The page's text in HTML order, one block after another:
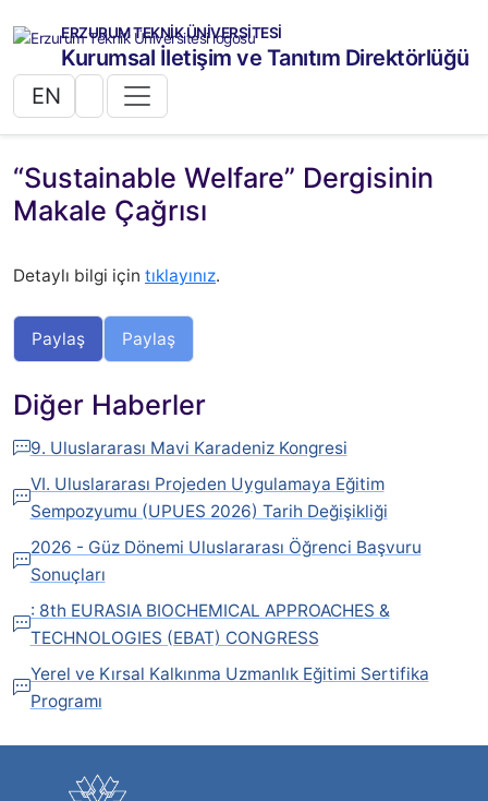
ERZURUM TEKNİK ÜNİVERSİTESİ
Kurumsal İletişim ve Tanıtım Direktörlüğü
EN
“Sustainable Welfare” Dergisinin
Makale Çağrısı
Detaylı bilgi için tıklayınız.
Paylaş Paylaş
Diğer Haberler
9. Uluslararası Mavi Karadeniz Kongresi
VI. Uluslararası Projeden Uygulamaya Eğitim
Sempozyumu (UPUES 2026) Tarih Değişikliği
2026 - Güz Dönemi Uluslararası Öğrenci Başvuru
Sonuçları
: 8th EURASIA BIOCHEMICAL APPROACHES &
TECHNOLOGIES (EBAT) CONGRESS
Yerel ve Kırsal Kalkınma Uzmanlık Eğitimi Sertifika
Programı